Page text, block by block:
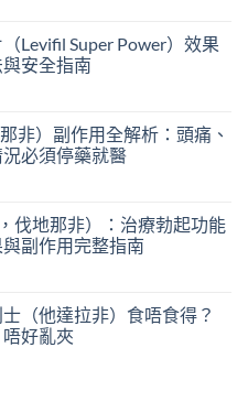
Levifil Super Power）效果
安全指南
非）副作用全解析：頭痛、
必須停藥就醫
伐地那非）：治療勃起功能
副作用完整指南
（他達拉非）食唔食得？
好亂夾